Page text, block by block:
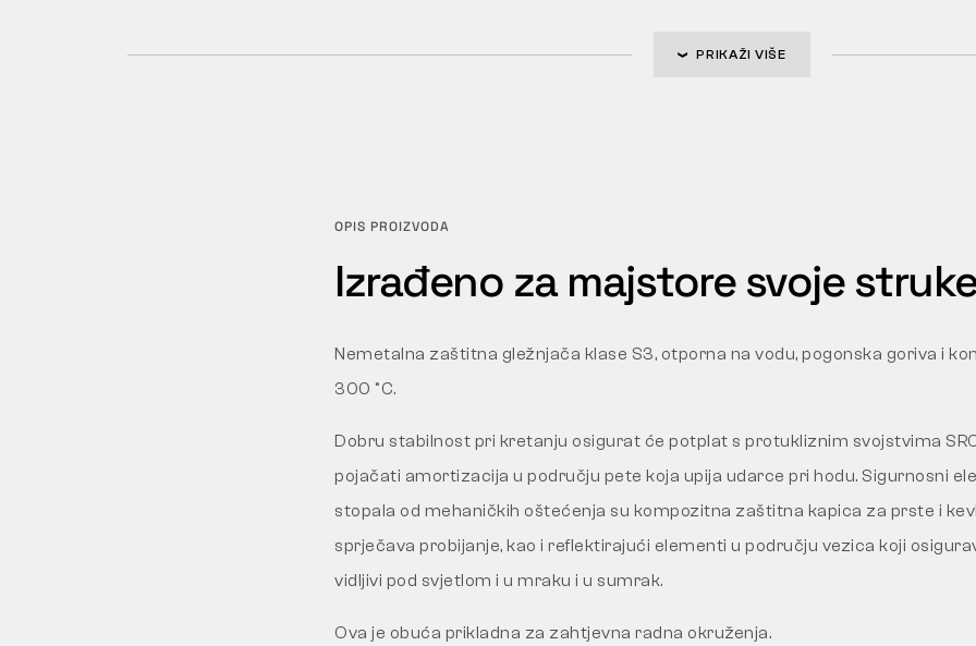
PRIKAŽI VIŠE
OPIS PROIZVODA
Izrađeno za majstore svoje
Nemetalna zaštitna gležnjača klase S3, otporna na vodu, pogonska goriva i
300 °C.
Dobru stabilnost pri kretanju osigurat će potplat s protukliznim svojstvima
pojačati amortizacija u području pete koja upija udarce pri hodu. Sigurnosni
stopala od mehaničkih oštećenja su kompozitna zaštitna kapica za prste i
sprječava probijanje, kao i reflektirajući elementi u području vezica koji
vidljivi pod svjetlom i u mraku i u sumrak.
Ova je obuća prikladna za zahtjevna radna okruženja.